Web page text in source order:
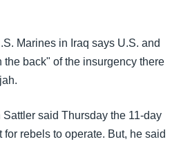
က်များ
Marines in Iraq says U.S. and
the back" of the insurgency there
said Thursday the 11-day
rebels to operate. But, he said